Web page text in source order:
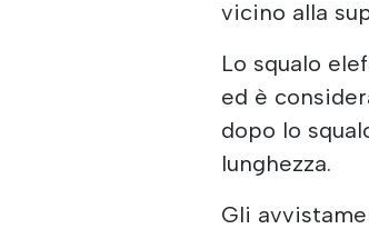
vicino alla
Lo squalo
ed è
dopo lo
lunghezza.
Gli